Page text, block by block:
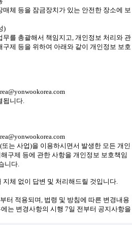
체 등을 잠금장치가 있는 안전한 장소에 보
)
를 총괄해서 책임지고, 개인정보 처리와 관
제 등을 위하여 아래와 같이 개인정보 보호
됩니다.
는 사업)을 이용하시면서 발생한 모든 개인
구제 등에 관한 사항을 개인정보 보호책임
니다.
체 없이 답변 및 처리해드릴 것입니다.
터 적용되며, 법령 및 방침에 따른 변경내용
는 변경사항의 시행 7일 전부터 공지사항을